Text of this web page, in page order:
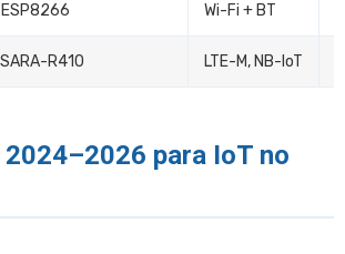
Wi-Fi + BT
R410 LTE-M, NB-IoT
para IoT no